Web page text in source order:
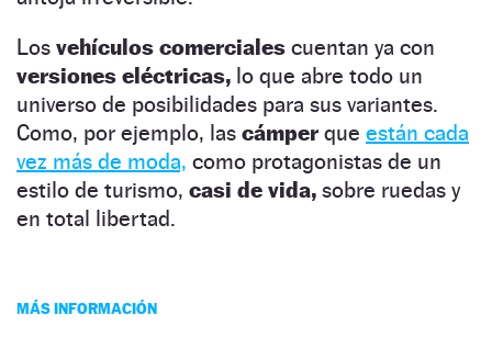
Los vehículos comerciales cuentan ya con
versiones eléctricas, lo que abre todo un
universo de posibilidades para sus variantes.
Como, por ejemplo, las cámperque están cada
vez más de moda, como protagonistas de un
estilo de turismo, casi de vida, sobre ruedas y
en total libertad.
MÁS INFORMACIÓN